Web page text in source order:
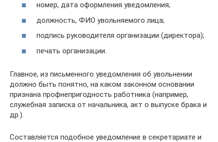
номер, дата оформления уведомления;
должность, ФИО увольняемого лица;
подпись руководителя организации (директора);
печать организации.
Главное, из письменного уведомления об увольнении
должно быть понятно, на каком законном основании
признана профнепригодность работника (например,
служебная записка от начальника, акт о выпуске брака и
др.).
Составляется подобное уведомление в секретариате и